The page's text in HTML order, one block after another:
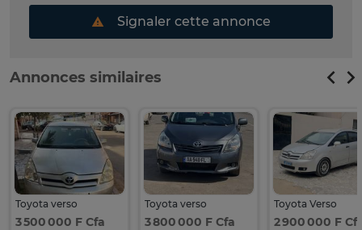
Signaler cette annonce
Annonces similaires
Toyota verso
3 500 000 F Cfa
Toyota verso
3 800 000 F Cfa
Toyota Verso
2 900 000 F